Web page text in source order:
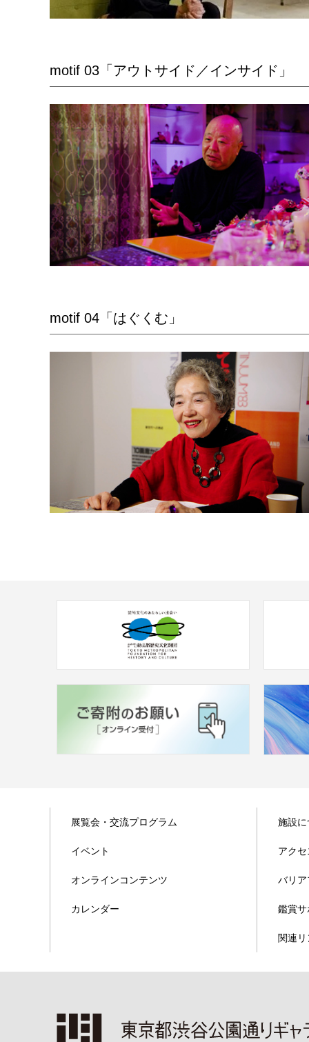
motif 03「アウトサイド／インサイド」
motif 04「はぐくむ」
展覧会・交流プログラム
イベント
オンラインコンテンツ
カレンダー
施設
アクセ
バリ
鑑賞
関連